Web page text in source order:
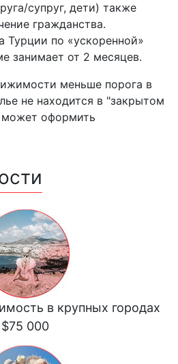
cупруг, дети) также
гражданства.
Турции по «ускоренной»
занимает от 2 месяцев.
меньше порога в
не находится в "закрытом
может оформить
в крупных городах
$75 000